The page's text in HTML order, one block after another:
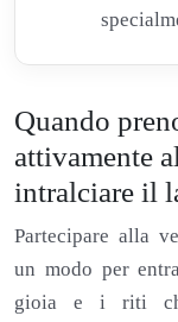
Quando
attivamente
intralciare il
Partecipare alla
un modo per
gioia e i riti